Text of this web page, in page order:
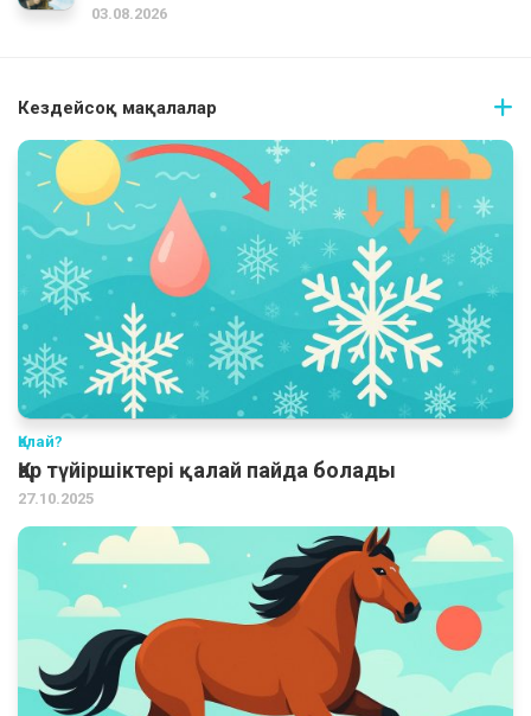
03.08.2026
Кездейсоқ мақалалар
Қалай?
Қар түйіршіктері қалай пайда болады
27.10.2025